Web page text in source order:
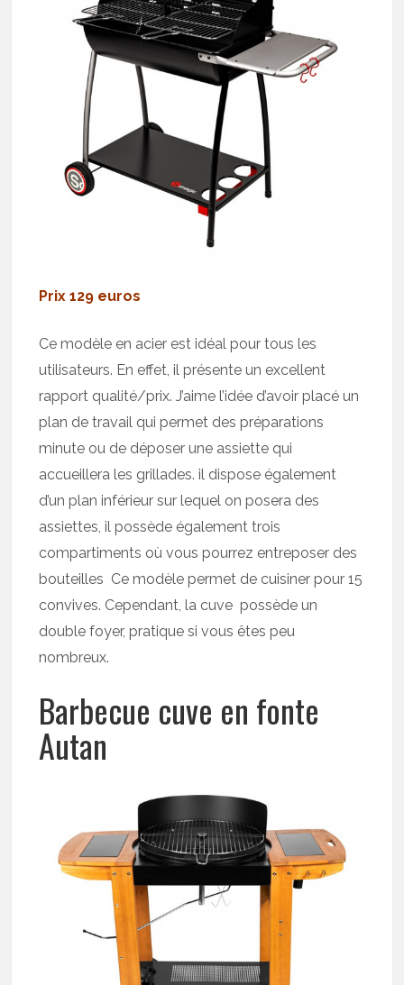
Prix 129 euros
Ce modèle en acier est idéal pour tous les
utilisateurs. En effet, il présente un excellent
rapport qualité/prix. J’aime l’idée d’avoir placé un
plan de travail qui permet des préparations
minute ou de déposer une assiette qui
accueillera les grillades. il dispose également
d’un plan inférieur sur lequel on posera des
assiettes, il possède également trois
compartiments où vous pourrez entreposer des
bouteilles Ce modèle permet de cuisiner pour 15
convives. Cependant, la cuve possède un
double foyer, pratique si vous êtes peu
nombreux.
Barbecue cuve en fonte
Autan